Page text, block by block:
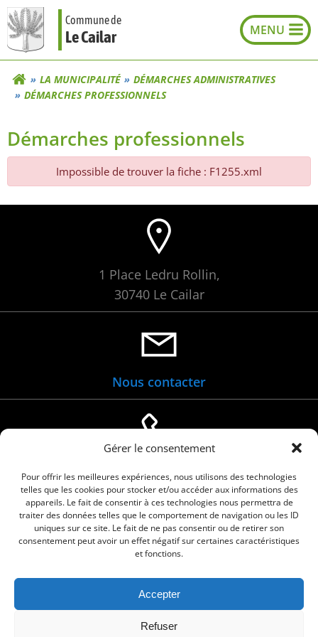
Gérer le consentement
Pour offrir les meilleures expériences, nous utilisons des technologies
telles que les cookies pour stocker et/ou accéder aux informations des
appareils. Le fait de consentir à ces technologies nous permettra de
traiter des données telles que le comportement de navigation ou les ID
uniques sur ce site. Le fait de ne pas consentir ou de retirer son
consentement peut avoir un effet négatif sur certaines caractéristiques
et fonctions.
Accepter
Refuser
Aller
au
contenu
Commune de
Le Cailar
LA MUNICIPALITÉ
DÉMARCHES ADMINISTRATIVES
DÉMARCHES PROFESSIONNELS
Démarches professionnels
Impossible de trouver la fiche : F1255.xml
1 Place Ledru Rollin,
30740 Le Cailar
Nous contacter
04 66 88 01 05
© 2026 Commune de Le Cailar. Service proposé